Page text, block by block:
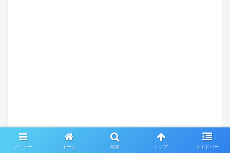
メニュー ホーム 検索 トップ サイドバー